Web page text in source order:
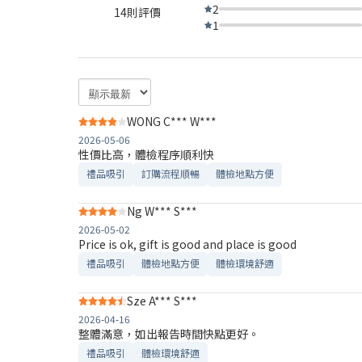
14則評價
2
1
WONG C*** W***
2026-05-06
性價比高，體檢程序順利快
禮品吸引 訂購流程順暢 體檢地點方便
Ng W*** S***
2026-05-02
Price is ok, gift is good and place is good
禮品吸引 體檢地點方便 體檢環境舒適​
Sze A*** S***
2026-04-16
整體滿意，如出報告時間快點更好。
禮品吸引 體檢環境舒適​